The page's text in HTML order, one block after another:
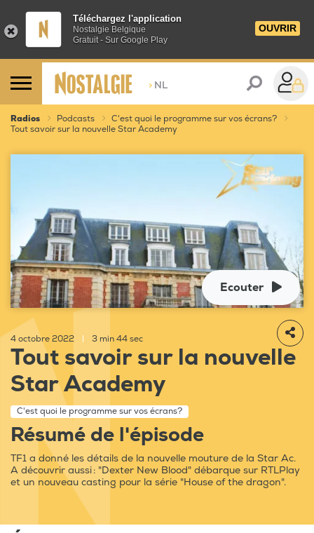
Téléchargez l'application
Nostalgie Belgique
Gratuit - Sur Google Play
OUVRIR
> NL
Radios Podcasts
C'est quoi le programme sur vos écrans?
Tout savoir sur la nouvelle Star Academy
Ecouter
4 octobre 2022 3 min 44 sec
Tout savoir sur la nouvelle
Star Academy
C'est quoi le programme sur vos écrans?
Résumé de l'épisode
TF1 a donné les détails de la nouvelle mouture de la Star Ac.
A découvrir aussi : "Dexter New Blood" débarque sur RTLPlay
et un nouveau casting pour la série "House of the dragon".